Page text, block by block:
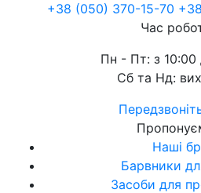
+38 (050) 370-15-70
Час
Пн - Пт: з 10:00
Сб та Нд:
Наші
Барвники
Засоби для